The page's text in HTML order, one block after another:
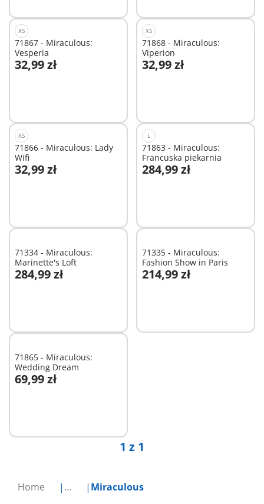
Home ... Miraculous
XS
71867 - Miraculous:
Vesperia
32,99 zł
Dodaj do koszyka
XS
71868 - Miraculous:
Viperion
32,99 zł
Dodaj do koszyka
XS
71866 - Miraculous: Lady
Wifi
32,99 zł
Dodaj do koszyka
L
71863 - Miraculous:
Francuska piekarnia
284,99 zł
Dodaj do koszyka
71334 - Miraculous:
Marinette's Loft
284,99 zł
Dodaj do koszyka
71335 - Miraculous:
Fashion Show in Paris
214,99 zł
Dodaj do koszyka
71865 - Miraculous:
Wedding Dream
69,99 zł
Dodaj do koszyka
1 z 1